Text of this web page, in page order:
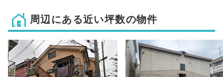
周辺にある近い坪数の物件